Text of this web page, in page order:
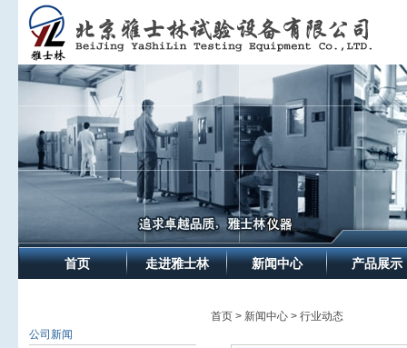
首页 走进雅士林 新闻中心 产品展示
公司新闻
首页 > 新闻中心 > 行业动态